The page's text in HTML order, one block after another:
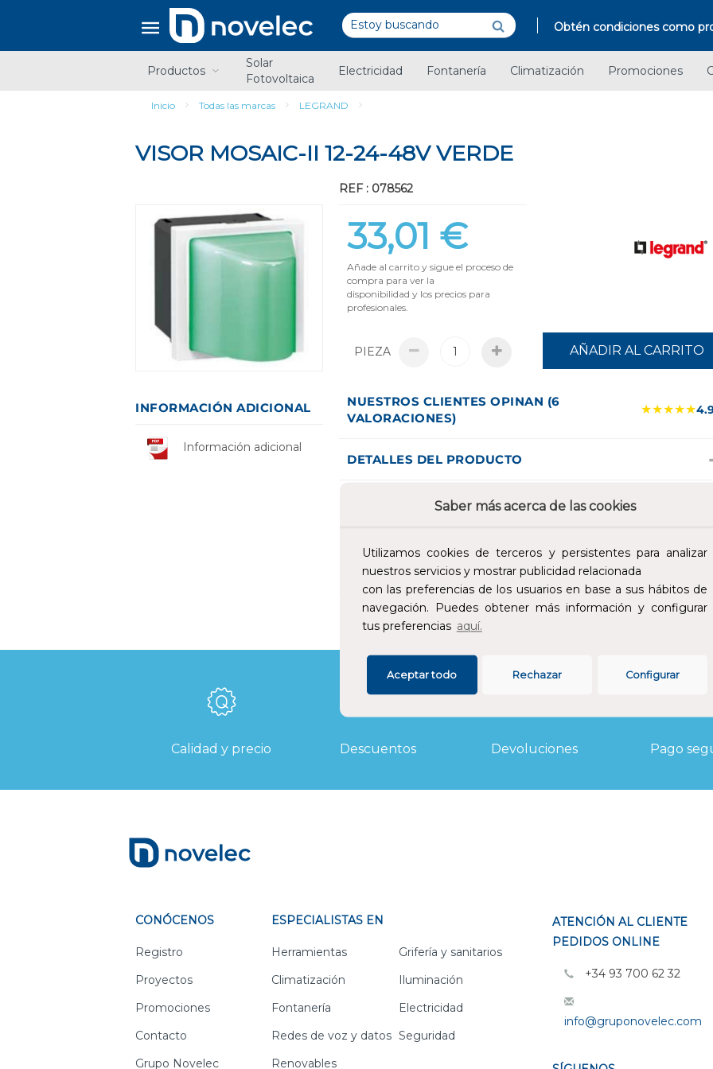
Saber más acerca de las cookies
Utilizamos cookies de terceros y persistentes para analizar
nuestros servicios y mostrar publicidad relacionada
con las preferencias de los usuarios en base a sus hábitos de
navegación. Puedes obtener más información y configurar
tus preferencias aquí.
Configurar
Rechazar
Aceptar todo
de
Obtén condiciones como
Productos
Solar
Fotovoltaica
Electricidad Fontanería Climatización Promociones
Inicio Todas las marcas LEGRAND
VISOR MOSAIC-II 12-24-48V VERDE
INFORMACIÓN ADICIONAL
Información adicional
REF : 078562
33,01 €
Añade al carrito y sigue el proceso de
compra para ver la
disponibilidad y los precios para
profesionales.
PIEZA AÑADIR AL CARRITO
NUESTROS CLIENTES OPINAN (6
VALORACIONES)
★★★★★
DETALLES DEL PRODUCTO
VISOR MOSAIC-II 12-24-48V verde. Pilotos salientes - 2 módulos
12-24 V~/= - 0,6 W - Verde. Mosaic - Señalización luminosa y
ESPECIFICACIONES
Calidad y precio Descuentos Devoluciones Pago
CONÓCENOS
Registro
Proyectos
Promociones
Contacto
Grupo Novelec
ESPECIALISTAS EN
Herramientas
Grifería y sanitarios
Climatización
Iluminación
Fontanería
Electricidad
Redes de voz y datos Seguridad
Renovables
ATENCIÓN AL CLIENTE
PEDIDOS ONLINE
+34 93 700 62 32
info@gruponovelec.com